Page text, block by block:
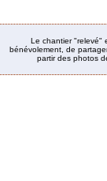
Le chantier "relevé"
bénévolement, de
partir des photos